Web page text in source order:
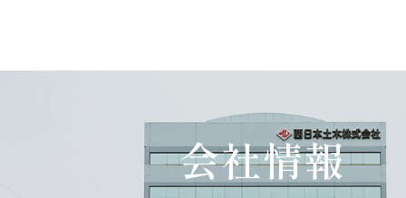
会社情報